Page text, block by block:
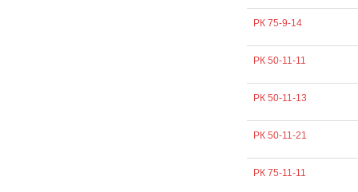
РК 75-9-14
РК 50-11-11
РК 50-11-13
РК 50-11-21
РК 75-11-11